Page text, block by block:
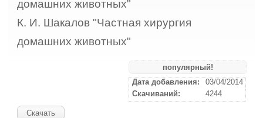
К. И. Шакалов "Частная хирургия
домашних животных"
популярный!
Дата добавления:
03/04/2014
Скачиваний:
4244
Скачать